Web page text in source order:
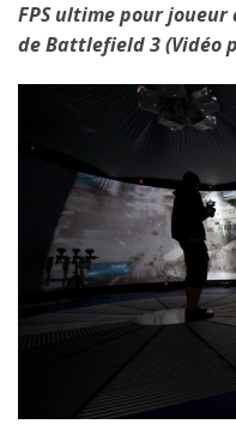
FPS ultime pour
de Battlefield 3 (Vidéo